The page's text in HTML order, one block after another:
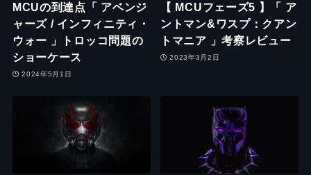
MCUの到達点「 アベンジ
ャーズ / インフィニティ・
ウォー 」トロッコ問題の
ショーケース
2024年5月1日
【 MCUフェーズ5 】「 ア
ントマン&ワスプ：クアン
トマニア 」考察レビュー
2023年3月2日